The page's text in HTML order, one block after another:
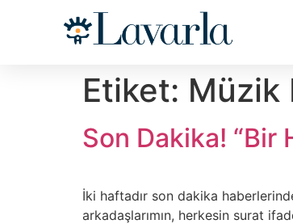
Etiket: Müzik
Son Dakika! “Bir
İki haftadır son dakika
arkadaşlarımın, herkesin surat